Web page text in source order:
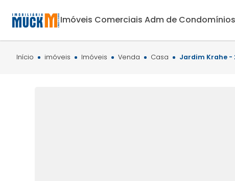
Imóveis Comerciais Adm de Condomínios
Início imóveis Imóveis Venda Casa Jardim Krahe -